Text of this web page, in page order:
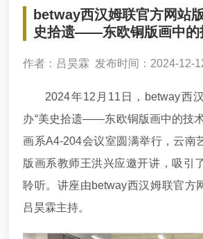
betway西汉姆联官方网站
史拾遗——东欧铜版画中的
作者：吕昊霖 发布时间：2024-12-
2024年12月11日，betway西
办“美史拾遗——东欧铜版画中的技
画系A4-204会议室圆满举行，云南
版画系教师王洪兴应邀开讲，吸引
聆听。讲座由betway西汉姆联官方
吕昊霖主持。